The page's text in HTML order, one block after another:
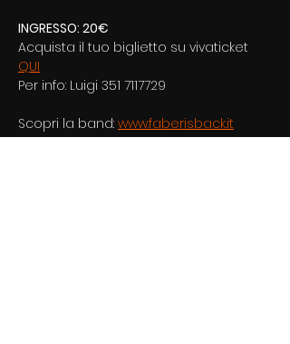
INGRESSO: 20€
Acquista il tuo biglietto su vivaticket
QUI
Per info: Luigi 351 7117729
Scopri la band: www.faberisback.it